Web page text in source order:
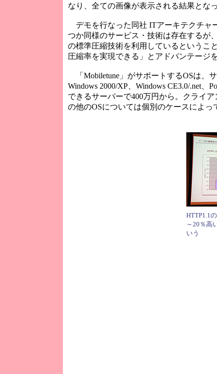
なり、全ての画像が表示される結果となっ
デモを行なった同社 ITアーキテクチャ
つか同様のサービス・技術は存在するが
の標準圧縮技術を利用しているというこ
圧縮率を実現できる」とアドバンテージ
「Mobiletune」がサポートするOSは、
Windows 2000/XP、Windows CE3.0/.net
できるサーバーで400万円から。クライ
の他のOSについては個別のケースによっ
HTTP1.1
～20％高
いう